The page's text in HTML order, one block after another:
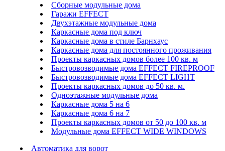
Сборные модульные дома
Гаражи EFFECT
Двухэтажные модульные дома
Каркасные дома под ключ
Каркасные дома в стиле Барнхаус
Каркасные дома для постоянного проживания
Проекты каркасных домов более 100 кв. м
Быстровозводимые дома EFFECT FIREPROOF
Быстровозводимые дома EFFECT LIGHT
Проекты каркасных домов до 50 кв. м.
Одноэтажные модульные дома
Каркасные дома 5 на 6
Каркасные дома 6 на 7
Проекты каркасных домов от 50 до 100 кв. м
Модульные дома EFFECT WIDE WINDOWS
Автоматика для ворот